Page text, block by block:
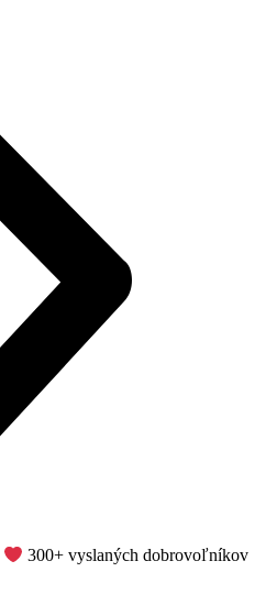
​ 300+ vyslaných dobrovoľníkov